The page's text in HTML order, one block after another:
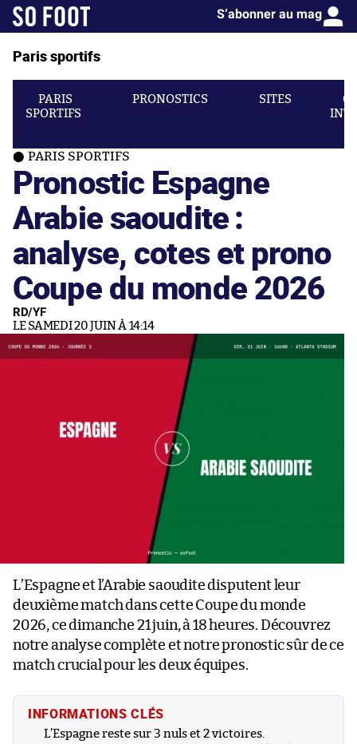
S’abonner au mag
Paris sportifs
PARIS
SPORTIFS
PRONOSTICS SITES
PARIS SPORTIFS
Pronostic Espagne
Arabie saoudite :
analyse, cotes et prono
Coupe du monde 2026
RD/YF
LE SAMEDI 20 JUIN À 14:14
L’Espagne et l’Arabie saoudite disputent leur
deuxième match dans cette Coupe du monde
2026, ce dimanche 21 juin, à 18 heures. Découvrez
notre analyse complète et notre pronostic sûr de ce
match crucial pour les deux équipes.
INFORMATIONS CLÉS
L’Espagne reste sur 3 nuls et 2 victoires.